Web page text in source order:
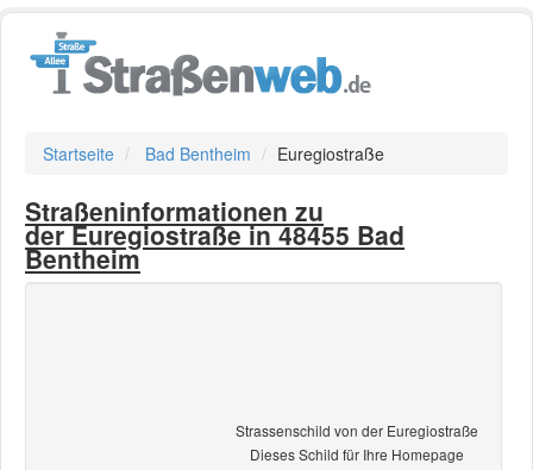
Startseite Bad Bentheim Euregiostraße
Straßeninformationen zu
der Euregiostraße in 48455 Bad
Bentheim
Strassenschild von der Euregiostraße
Dieses Schild für Ihre Homepage